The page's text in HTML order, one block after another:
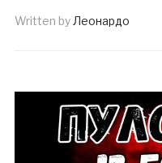
Written byЛеонардо